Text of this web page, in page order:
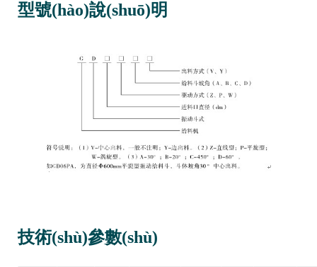
型號(hào)說(shuō)明
技術(shù)參數(shù)